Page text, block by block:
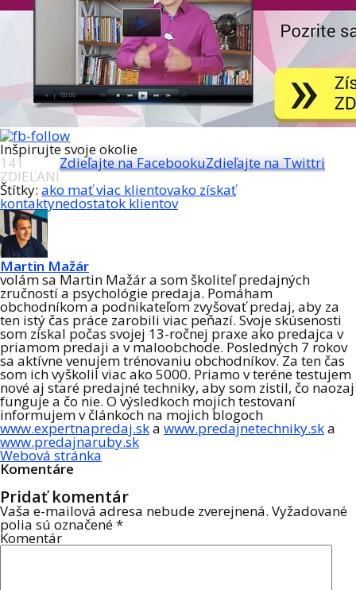
Inšpirujte svoje okolie
141
ZDIEĽANÍ
Zdieľajte na FacebookuZdieľajte na Twittri
Štítky: ako mať viac klientovako získať
kontaktynedostatok klientov
Martin Mažár
volám sa Martin Mažár a som školiteľ predajných
zručností a psychológie predaja. Pomáham
obchodníkom a podnikateľom zvyšovať predaj, aby za
ten istý čas práce zarobili viac peňazí. Svoje skúsenosti
som získal počas svojej 13-ročnej praxe ako predajca v
priamom predaji a v maloobchode. Posledných 7 rokov
sa aktívne venujem trénovaniu obchodníkov. Za ten čas
som ich vyškolil viac ako 5000. Priamo v teréne testujem
nové aj staré predajné techniky, aby som zistil, čo naozaj
funguje a čo nie. O výsledkoch mojich testovaní
informujem v článkoch na mojich blogoch
www.expertnapredaj.ska www.predajnetechniky.ska
www.predajnaruby.sk
Webová stránka
Komentáre
Pridať komentár
Vaša e-mailová adresa nebude zverejnená. Vyžadované
polia sú označené*
Komentár